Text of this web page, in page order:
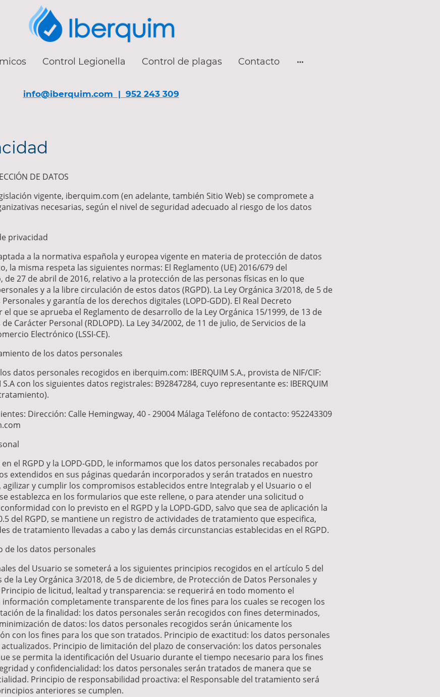
Control Legionella Control de plagas Contacto
info@iberquim.com | 952 243 309
DE DATOS
vigente, iberquim.com (en adelante, también Sitio Web) se compromete a
necesarias, según el nivel de seguridad adecuado al riesgo de los datos
privacidad
a la normativa española y europea vigente en materia de protección de datos
la misma respeta las siguientes normas: El Reglamento (UE) 2016/679 del
de 27 de abril de 2016, relativo a la protección de las personas físicas en lo que
y a la libre circulación de estos datos (RGPD). La Ley Orgánica 3/2018, de 5 de
y garantía de los derechos digitales (LOPD-GDD). El Real Decreto
que se aprueba el Reglamento de desarrollo de la Ley Orgánica 15/1999, de 13 de
Carácter Personal (RDLOPD). La Ley 34/2002, de 11 de julio, de Servicios de la
Electrónico (LSSI-CE).
de los datos personales
datos personales recogidos en iberquim.com: IBERQUIM S.A., provista de NIF/CIF:
S.A con los siguientes datos registrales: B92847284, cuyo representante es: IBERQUIM
Dirección: Calle Hemingway, 40 - 29004 Málaga Teléfono de contacto: 952243309
el RGPD y la LOPD-GDD, le informamos que los datos personales recabados por
extendidos en sus páginas quedarán incorporados y serán tratados en nuestro
y cumplir los compromisos establecidos entre Integralab y el Usuario o el
establezca en los formularios que este rellene, o para atender una solicitud o
con lo previsto en el RGPD y la LOPD-GDD, salvo que sea de aplicación la
del RGPD, se mantiene un registro de actividades de tratamiento que especifica,
de tratamiento llevadas a cabo y las demás circunstancias establecidas en el RGPD.
de los datos personales
del Usuario se someterá a los siguientes principios recogidos en el artículo 5 del
de la Ley Orgánica 3/2018, de 5 de diciembre, de Protección de Datos Personales y
de licitud, lealtad y transparencia: se requerirá en todo momento el
completamente transparente de los fines para los cuales se recogen los
de la finalidad: los datos personales serán recogidos con fines determinados,
de datos: los datos personales recogidos serán únicamente los
con los fines para los que son tratados. Principio de exactitud: los datos personales
Principio de limitación del plazo de conservación: los datos personales
se permita la identificación del Usuario durante el tiempo necesario para los fines
y confidencialidad: los datos personales serán tratados de manera que se
Principio de responsabilidad proactiva: el Responsable del tratamiento será
anteriores se cumplen.